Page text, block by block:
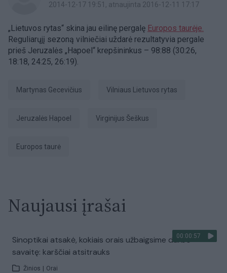
2014-12-17 19:51 , atnaujinta 2016-12-11 17:17
„Lietuvos rytas“ skina jau eilinę pergalę Europos taurėje.
Reguliarųjį sezoną vilniečiai uždarė rezultatyvia pergale
prieš Jeruzalės „Hapoel“ krepšininkus – 98:88 (30:26,
18:18, 24:25, 26:19).
Martynas Gecevičius Vilniaus Lietuvos rytas
Jeruzalės Hapoel Virginijus Šeškus
Europos taurė
Naujausi įrašai
00:00:57
Sinoptikai atsakė, kokiais orais užbaigsime darbo
savaitę: karščiai atsitrauks
Žinios Orai